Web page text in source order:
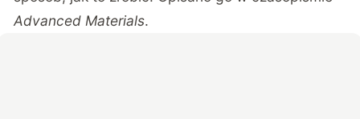
Advanced Materials.